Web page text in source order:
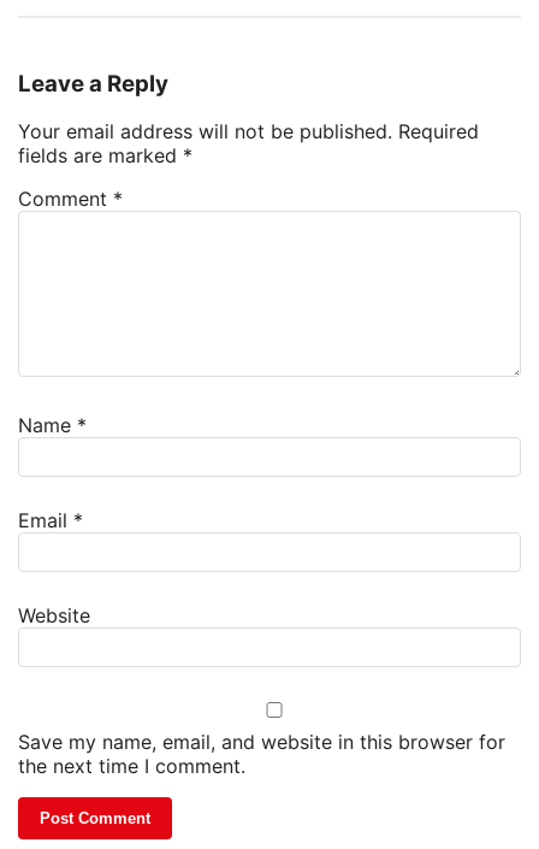
Leave a Reply
Your email address will not be published. Required
fields are marked *
Comment *
Name *
Email *
Website
Save my name, email, and website in this browser for
the next time I comment.